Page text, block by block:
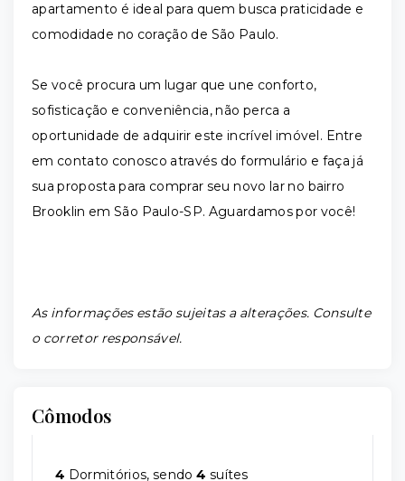
apartamento é ideal para quem busca praticidade e
comodidade no coração de São Paulo.
Se você procura um lugar que une conforto,
sofisticação e conveniência, não perca a
oportunidade de adquirir este incrível imóvel. Entre
em contato conosco através do formulário e faça já
sua proposta para comprar seu novo lar no bairro
Brooklin em São Paulo-SP. Aguardamos por você!
As informações estão sujeitas a alterações. Consulte
o corretor responsável.
Cômodos
4 Dormitórios, sendo4 suítes